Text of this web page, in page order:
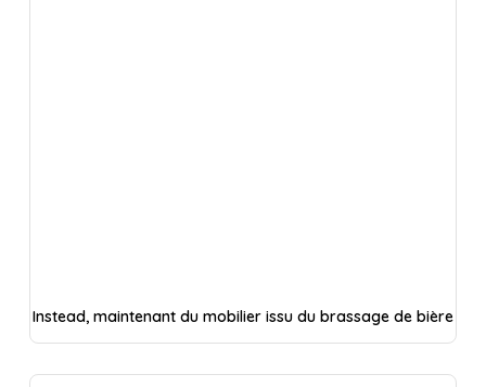
Instead, maintenant du mobilier issu du brassage de bière